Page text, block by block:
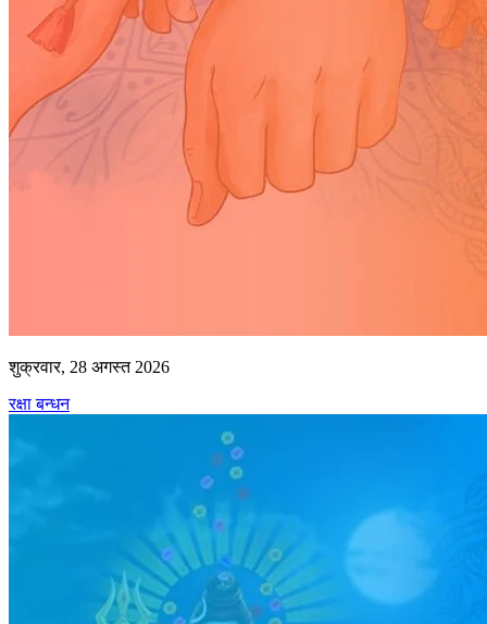
शुक्रवार, 28 अगस्त 2026
रक्षा बन्धन